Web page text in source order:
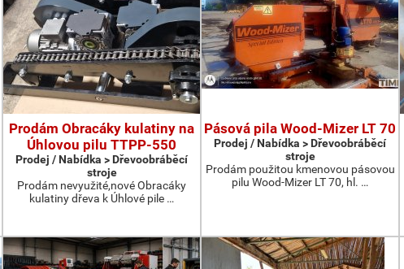
Prodám Obracáky kulatiny na
Úhlovou pilu TTPP-550
Prodej / Nabídka > Dřevoobráběcí
stroje
Prodám nevyužité,nové Obracáky
kulatiny dřeva k Úhlové pile …
Pásová pila Wood-Mizer LT 70
Prodej / Nabídka > Dřevoobráběcí
stroje
Prodám použitou kmenovou pásovou
pilu Wood-Mizer LT 70, hl. …